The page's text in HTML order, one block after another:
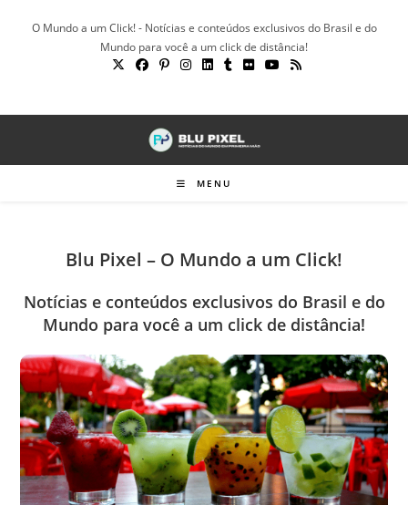
O Mundo a um Click! - Notícias e conteúdos exclusivos do Brasil e do
Mundo para você a um click de distância!
MENU
Blu Pixel – O Mundo a um Click!
Notícias e conteúdos exclusivos do Brasil e do
Mundo para você a um click de distância!